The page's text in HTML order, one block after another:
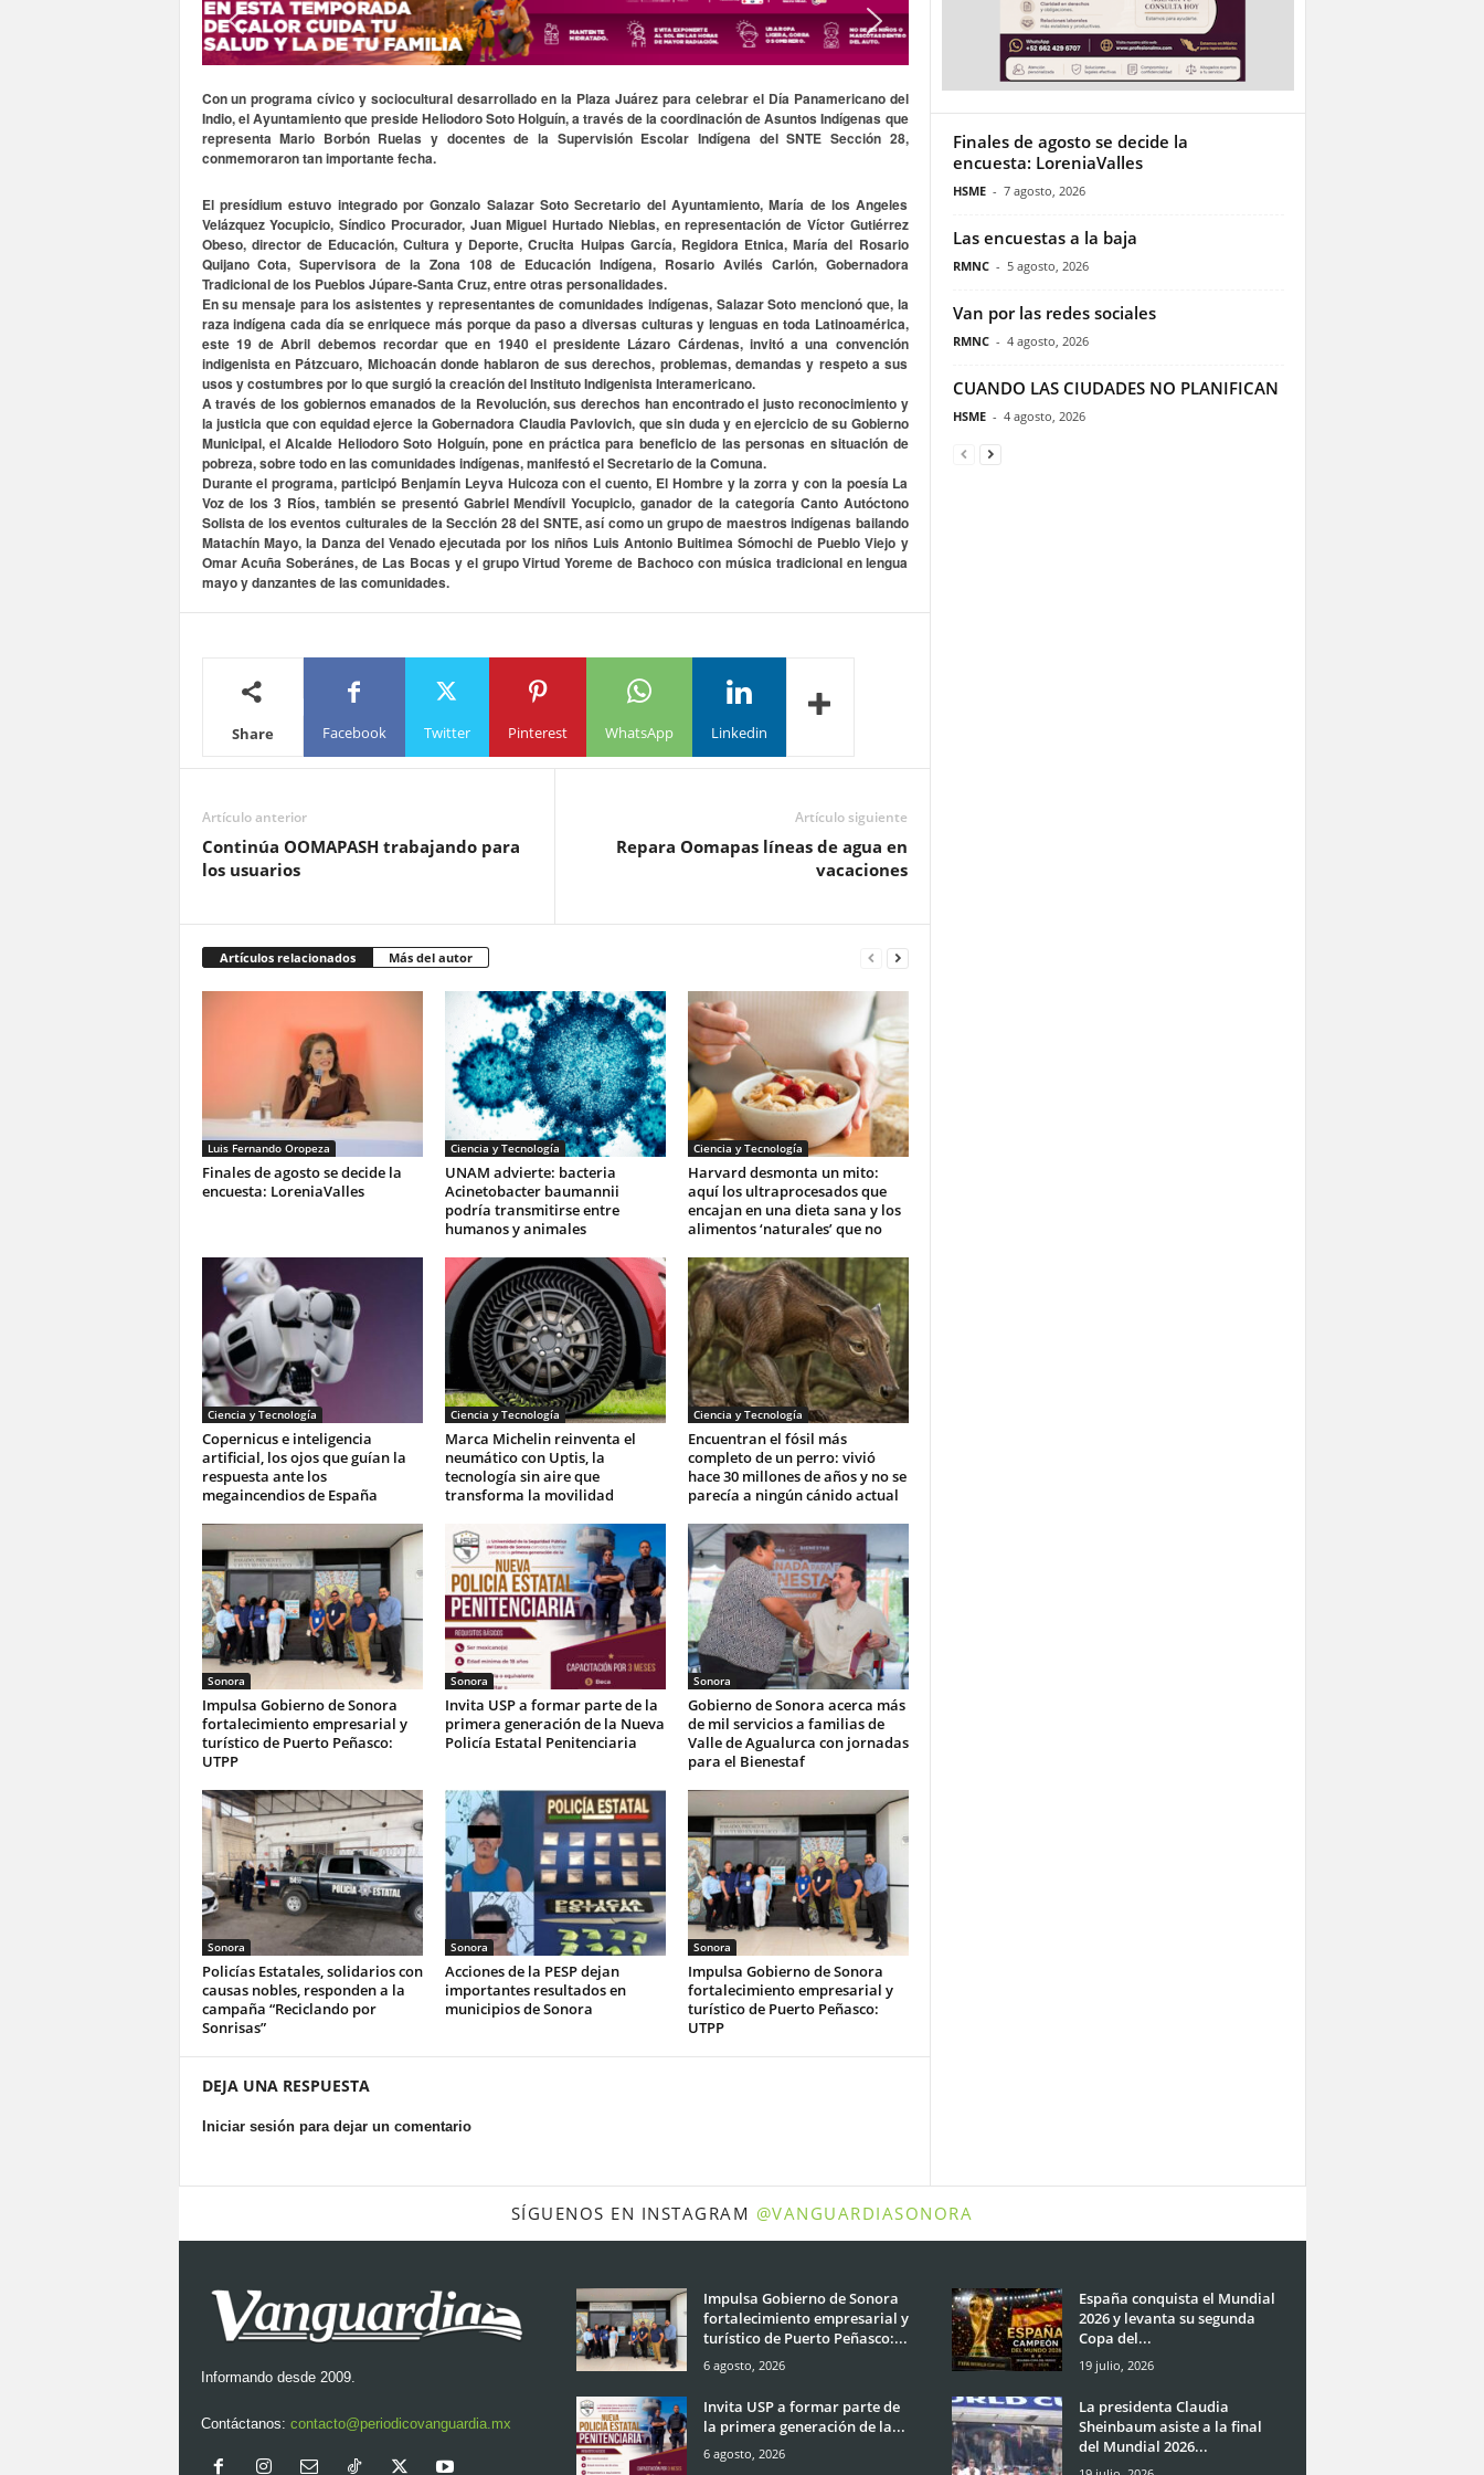
Con un programa cívico y sociocultural desarrollado en la Plaza Juárez para celebrar el Día Panamericano del
Indio, el Ayuntamiento que preside Heliodoro Soto Holguín, a través de la coordinación de Asuntos Indígenas que
representa Mario Borbón Ruelas y docentes de la Supervisión Escolar Indígena del SNTE Sección 28,
conmemoraron tan importante fecha.
El presídium estuvo integrado por Gonzalo Salazar Soto Secretario del Ayuntamiento, María de los Angeles
Velázquez Yocupicio, Síndico Procurador, Juan Miguel Hurtado Nieblas, en representación de Víctor Gutiérrez
Obeso, director de Educación, Cultura y Deporte, Crucita Huipas García, Regidora Etnica, María del Rosario
Quijano Cota, Supervisora de la Zona 108 de Educación Indígena, Rosario Avilés Carlón, Gobernadora
Tradicional de los Pueblos Júpare-Santa Cruz, entre otras personalidades.
En su mensaje para los asistentes y representantes de comunidades indígenas, Salazar Soto mencionó que, la
raza indígena cada día se enriquece más porque da paso a diversas culturas y lenguas en toda Latinoamérica,
este 19 de Abril debemos recordar que en 1940 el presidente Lázaro Cárdenas, invitó a una convención
indigenista en Pátzcuaro, Michoacán donde hablaron de sus derechos, problemas, demandas y respeto a sus
usos y costumbres por lo que surgió la creación del Instituto Indigenista Interamericano.
A través de los gobiernos emanados de la Revolución, sus derechos han encontrado el justo reconocimiento y
la justicia que con equidad ejerce la Gobernadora Claudia Pavlovich, que sin duda y en ejercicio de su Gobierno
Municipal, el Alcalde Heliodoro Soto Holguín, pone en práctica para beneficio de las personas en situación de
pobreza, sobre todo en las comunidades indígenas, manifestó el Secretario de la Comuna.
Durante el programa, participó Benjamín Leyva Huicoza con el cuento, El Hombre y la zorra y con la poesía La
Voz de los 3 Ríos, también se presentó Gabriel Mendívil Yocupicio, ganador de la categoría Canto Autóctono
Solista de los eventos culturales de la Sección 28 del SNTE, así como un grupo de maestros indígenas bailando
Matachín Mayo, la Danza del Venado ejecutada por los niños Luis Antonio Buitimea Sómochi de Pueblo Viejo y
Omar Acuña Soberánes, de Las Bocas y el grupo Virtud Yoreme de Bachoco con música tradicional en lengua
mayo y danzantes de las comunidades.
Share Facebook Twitter Pinterest WhatsApp Linkedin
Artículo anterior
Continúa OOMAPASH trabajando para
los usuarios
Artículo siguiente
Repara Oomapas líneas de agua en
vacaciones
Artículos relacionados Más del autor
Luis Fernando Oropeza
Finales de agosto se decide la
encuesta: LoreniaValles
Ciencia y Tecnología
UNAM advierte: bacteria
Acinetobacter baumannii
podría transmitirse entre
humanos y animales
Ciencia y Tecnología
Harvard desmonta un mito:
aquí los ultraprocesados que
encajan en una dieta sana y los
alimentos ‘naturales’ que no
Ciencia y Tecnología
Copernicus e inteligencia
artificial, los ojos que guían la
respuesta ante los
megaincendios de España
Ciencia y Tecnología
Marca Michelin reinventa el
neumático con Uptis, la
tecnología sin aire que
transforma la movilidad
Ciencia y Tecnología
Encuentran el fósil más
completo de un perro: vivió
hace 30 millones de años y no se
parecía a ningún cánido actual
Sonora
Impulsa Gobierno de Sonora
fortalecimiento empresarial y
turístico de Puerto Peñasco:
UTPP
Sonora
Invita USP a formar parte de la
primera generación de la Nueva
Policía Estatal Penitenciaria
Sonora
Gobierno de Sonora acerca más
de mil servicios a familias de
Valle de Agualurca con jornadas
para el Bienestaf
Sonora
Policías Estatales, solidarios con
causas nobles, responden a la
campaña “Reciclando por
Sonrisas”
Sonora
Acciones de la PESP dejan
importantes resultados en
municipios de Sonora
Sonora
Impulsa Gobierno de Sonora
fortalecimiento empresarial y
turístico de Puerto Peñasco:
UTPP
DEJA UNA RESPUESTA
Iniciar sesión para dejar un comentario
Finales de agosto se decide la
encuesta: LoreniaValles
HSME - 7 agosto, 2026
Las encuestas a la baja
RMNC - 5 agosto, 2026
Van por las redes sociales
RMNC - 4 agosto, 2026
CUANDO LAS CIUDADES NO PLANIFICAN
HSME - 4 agosto, 2026
SÍGUENOS EN INSTAGRAM @VANGUARDIASONORA
Informando desde 2009.
Contáctanos: contacto@periodicovanguardia.mx
Impulsa Gobierno de Sonora
fortalecimiento empresarial y
turístico de Puerto Peñasco:...
6 agosto, 2026
Invita USP a formar parte de
la primera generación de la...
6 agosto, 2026
España conquista el Mundial
2026 y levanta su segunda
Copa del...
19 julio, 2026
La presidenta Claudia
Sheinbaum asiste a la final
del Mundial 2026...